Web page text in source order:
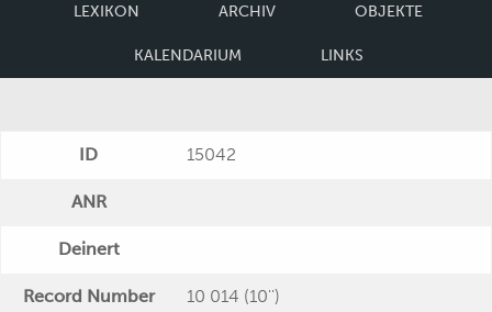
LEXIKON ARCHIV OBJEKTE
KALENDARIUM LINKS
ID 15042
ANR
Deinert
Record Number 10 014 (10'')